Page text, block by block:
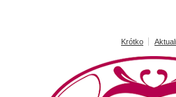
Krótko